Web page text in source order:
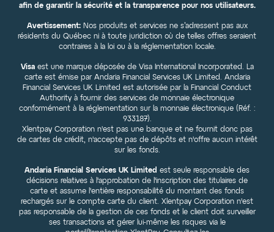
afin de garantir la sécurité et la transparence pour nos utilisateurs.
Avertissement:Nos produits et services ne s’adressent pas aux
résidents du Québec ni à toute juridiction où de telles offres seraient
contraires à la loi ou à la réglementation locale.
Visaest une marque déposée de Visa International Incorporated. La
carte est émise par Andaria Financial Services UK Limited. Andaria
Financial Services UK Limited est autorisée par la Financial Conduct
Authority à fournir des services de monnaie électronique
conformément à la réglementation sur la monnaie électronique (Réf. :
933187).
Xlentpay Corporation n'est pas une banque et ne fournit donc pas
de cartes de crédit, n'accepte pas de dépôts et n'offre aucun intérêt
sur les fonds.
Andaria Financial Services UK Limited est seule responsable des
décisions relatives à l'approbation de l'inscription des titulaires de
carte et assume l'entière responsabilité du montant des fonds
rechargés sur le compte carte du client. Xlentpay Corporation n'est
pas responsable de la gestion de ces fonds et le client doit surveiller
ses transactions et gérer lui-même les risques via le